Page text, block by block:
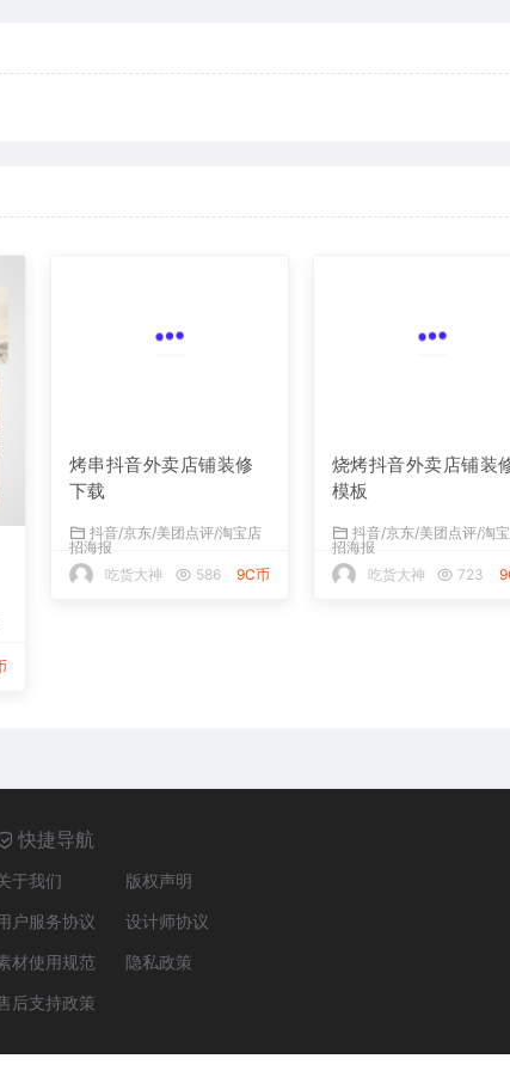
烤串抖音外卖店铺装修
下载
烧烤抖音外卖店铺装
模板
抖音/京东/美团点评/淘
招海报
吃货大神
723
快捷导航
于我们
版权声明
户服务协议
设计师协议
材使用规范
隐私政策
后支持政策